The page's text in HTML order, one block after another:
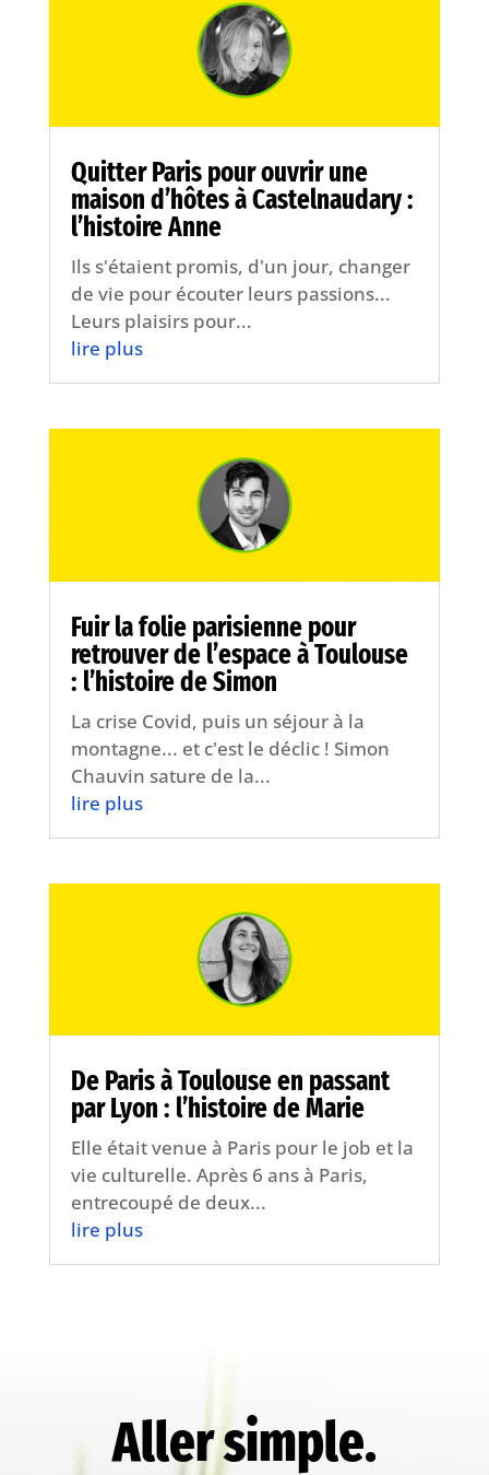
Quitter Paris pour ouvrir une
maison d’hôtes à Castelnaudary :
l’histoire Anne
Ils s'étaient promis, d'un jour, changer
de vie pour écouter leurs passions...
Leurs plaisirs pour...
lire plus
Fuir la folie parisienne pour
retrouver de l’espace à Toulouse
: l’histoire de Simon
La crise Covid, puis un séjour à la
montagne... et c'est le déclic ! Simon
Chauvin sature de la...
lire plus
De Paris à Toulouse en passant
par Lyon : l’histoire de Marie
Elle était venue à Paris pour le job et la
vie culturelle. Après 6 ans à Paris,
entrecoupé de deux...
lire plus
Aller simple.